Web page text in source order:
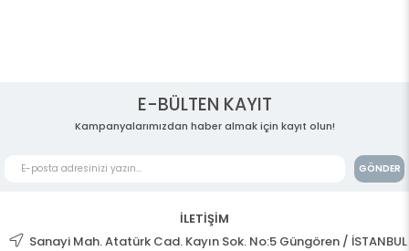
E-BÜLTEN KAYIT
Kampanyalarımızdan haber almak için kayıt olun!
GÖNDER
İLETİŞİM
Sanayi Mah. Atatürk Cad. Kayın Sok. No:5 Güngören / İSTANBUL